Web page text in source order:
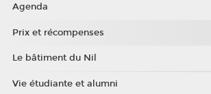
Agenda
Prix et récompenses
Le bâtiment du Nil
Vie étudiante et alumni